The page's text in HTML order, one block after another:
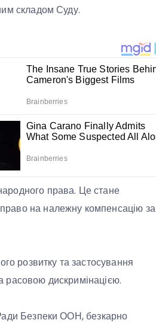
складом Суду.
права. Це стане
на належну компенсацію за
розвитку та застосування
расовою дискримінацією.
Безпеки ООН, безкарно